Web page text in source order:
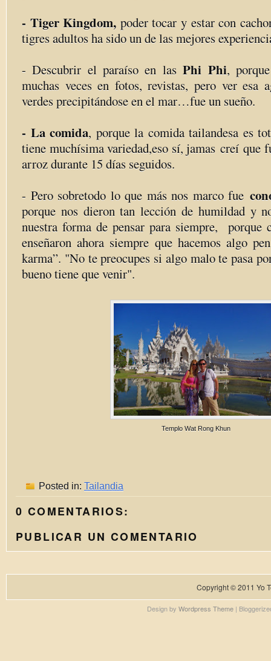
- Tiger Kingdom, poder tocar y estar con
tigres adultos ha sido un de las mejores
- Descubrir el paraíso en lasPhi Phi,
muchas veces en fotos, revistas, pero ver esa
verdes precipitándose en el mar…fue un sueño.
- La comida, porque la comida tailandesa es
tiene muchísima variedad,eso sí, jamas creí que
arroz durante 15 días seguidos.
- Pero sobretodo lo que más nos marco fue
porque nos dieron tan lección de humildad y
nuestra forma de pensar para siempre, porque
enseñaron ahora siempre que hacemos algo
karma”. "No te preocupes si algo malo te pasa
bueno tiene que venir".
Templo Wat Rong Khun
Posted in: Tailandia
0 COMENTARIOS:
PUBLICAR UN COMENTARIO
Copyright © 2011 Yo
Design by Wordpress Theme|